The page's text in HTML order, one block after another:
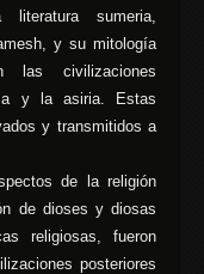
sumeria,
y su mitología
las civilizaciones
y la asiria. Estas
y transmitidos a
de la religión
de dioses y diosas
religiosas, fueron
posteriores